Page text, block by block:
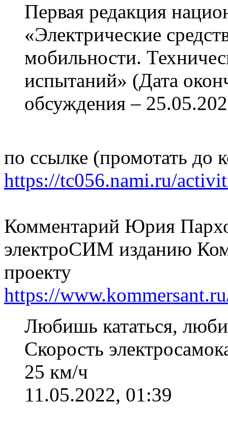
Первая редакция
«Электрические
мобильности.
испытаний» (Дата
обсуждения –
по ссылке (промотать до
https://tc056.nami.ru/
Комментарий Юрия
электроСИМ изданию
проекту
https://
Любишь кататься,
Скорость
25 км/ч
11.05.2022, 01:39